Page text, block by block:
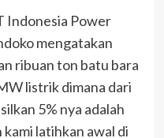
Indonesia Power
mengatakan
ribuan ton batu bara
listrik dimana dari
5% nya adalah
latihkan awal di